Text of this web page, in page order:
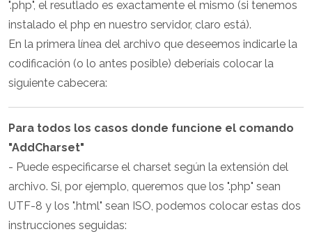
".php", el resutlado es exactamente el mismo (si tenemos
instalado el php en nuestro servidor, claro está).
En la primera línea del archivo que deseemos indicarle la
codificación (o lo antes posible) deberíais colocar la
siguiente cabecera:
Para todos los casos donde funcione el comando
"AddCharset"
- Puede especificarse el charset según la extensión del
archivo. Si, por ejemplo, queremos que los ".php" sean
UTF-8 y los ".html" sean ISO, podemos colocar estas dos
instrucciones seguidas: